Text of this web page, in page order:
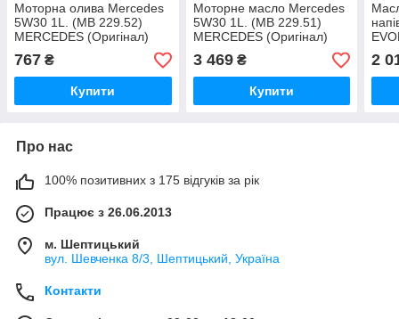
Моторна олива Mercedes
5W30 1L. (MB 229.52)
MERCEDES (Оригінал)
A000989700611ABDE
767 ₴
Купити
Моторне масло Mercedes
5W30 1L. (MB 229.51)
MERCEDES (Оригінал)
000989940213ALEE
3 469₴
Купити
2
Про нас
100% позитивних з 175 відгуків за рік
Працює з 26.06.2013
м. Шептицький
вул. Шевченка 8/3, Шептицький, Україна
Контакти